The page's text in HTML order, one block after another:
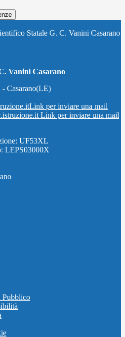
Statale G. C. Vanini Casarano
Vanini Casarano
Casarano(LE)
Link per inviare una mail
Link per inviare una mail
UF53XL
LEPS03000X